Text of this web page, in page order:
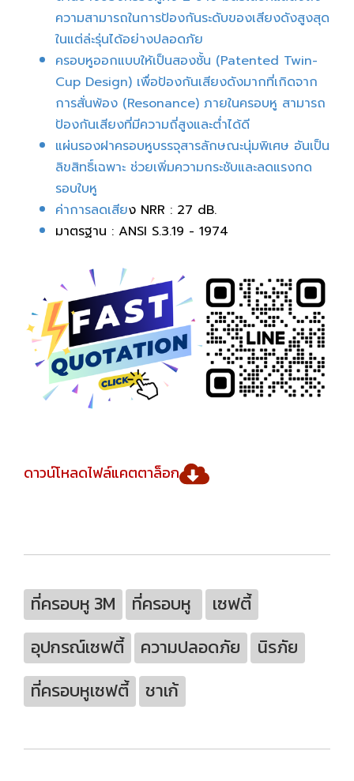
ความสามารถในการป้องกันระดับของเสียงดังสูงสุด
ในแต่ล่ะรุ่นได้อย่างปลอดภัย
ครอบหูออกแบบให้เป็นสองชั้น (Patented Twin-
Cup Design) เพื่อป้องกันเสียงดังมากที่เกิดจาก
การสั่นพ้อง (Resonance) ภายในครอบหู สามารถ
ป้องกันเสียงที่มีความถี่สูงและต่ำได้ดี
แผ่นรองฝาครอบหูบรรจุสารลักษณะนุ่มพิเศษ อันเป็น
ลิขสิทธิ์เฉพาะ ช่วยเพิ่มความกระชับและลดแรงกด
รอบใบหู
ค่าการลดเสียง NRR : 27 dB.
มาตรฐาน : ANSI S.3.19 - 1974
ดาวน์โหลดไฟล์แคตตาล็อก
ที่ครอบหู 3M ที่ครอบหู
เซฟตี้
อุปกรณ์เซฟตี้
ความปลอดภัย
นิรภัย
ที่ครอบหูเซฟตี้
ชาเก้